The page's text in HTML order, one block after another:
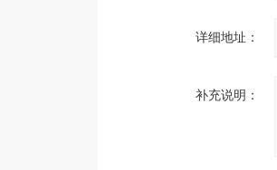
详细地址：
补充说明：